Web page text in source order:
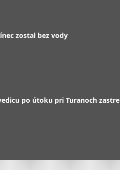
zostal bez vody
po útoku pri Turanoch